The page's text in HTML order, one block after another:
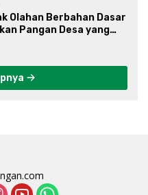
Olahan Berbahan Dasar
Pangan Desa yang